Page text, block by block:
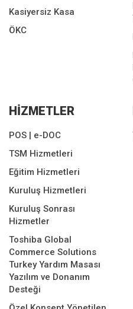
Kasiyersiz Kasa
ÖKC
HİZMETLER
POS | e-DOC
TSM Hizmetleri
Eğitim Hizmetleri
Kuruluş Hizmetleri
Kuruluş Sonrası
Hizmetler
Toshiba Global
Commerce Solutions
Turkey Yardım Masası
Yazılım ve Donanım
Desteği